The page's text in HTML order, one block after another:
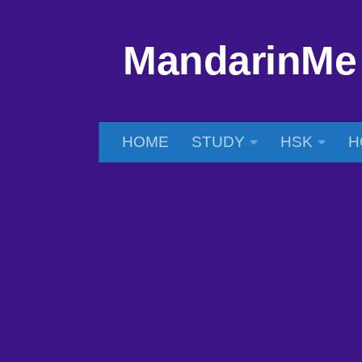
MandarinMe
HOME STUDY HSK